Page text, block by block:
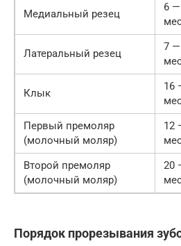
Медиальный резец
6
Латеральный резец
7
Клык
16
Первый премоляр
(молочный моляр)
12
Второй премоляр
(молочный моляр)
20
Порядок прорезывания